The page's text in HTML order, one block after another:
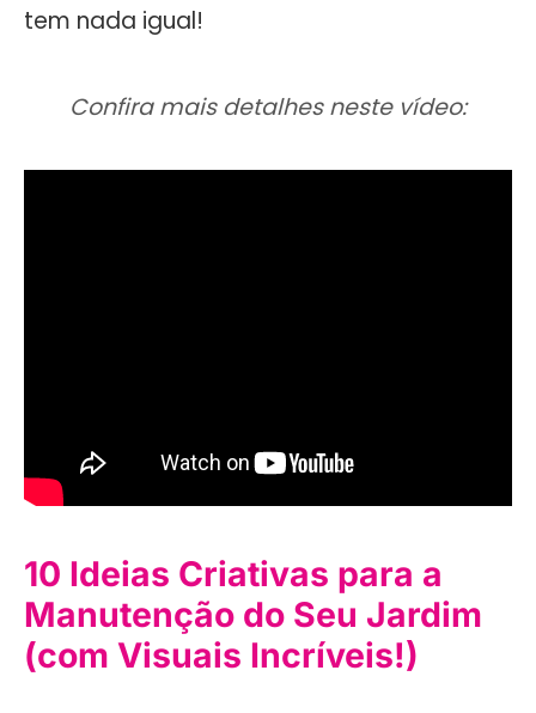
tem nada igual!
Confira mais detalhes neste vídeo:
10 Ideias Criativas para a
Manutenção do Seu Jardim
(com Visuais Incríveis!)